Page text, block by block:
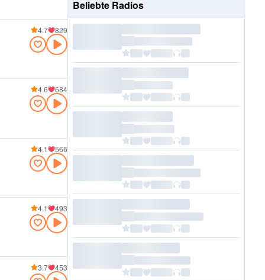
4.7 829
4.6 684
4.1 566
4.1 493
3.7 453
Beliebte Radios